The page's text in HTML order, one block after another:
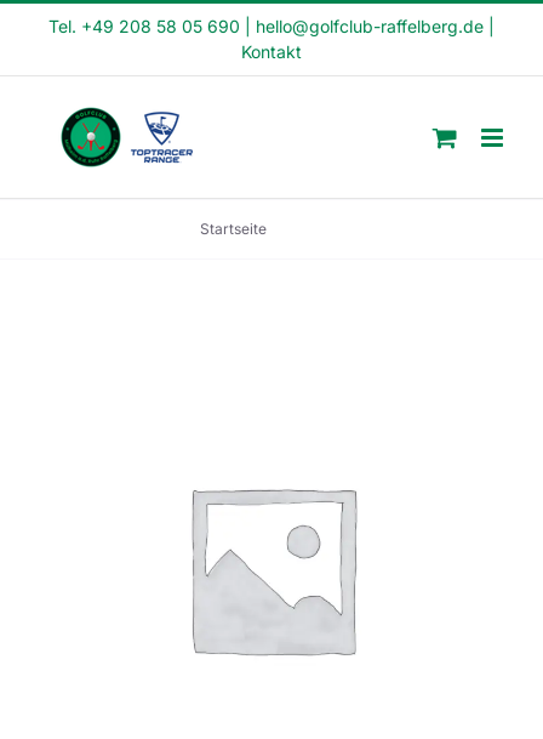
Tel. +49 208 58 05 690 hello@golfclub-raffelberg.de
Kontakt
Startseite